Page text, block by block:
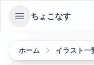
Open sidebar
ちょこなす
ホーム イラスト一